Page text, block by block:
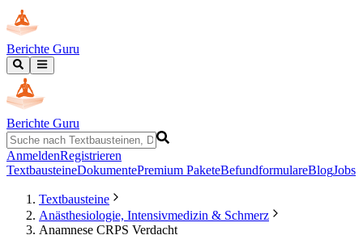
Berichte Guru
Berichte Guru
AnmeldenRegistrieren
TextbausteineDokumentePremium PaketeBefundformulareBlogJobs
Textbausteine
Anästhesiologie, Intensivmedizin & Schmerz
Anamnese CRPS Verdacht